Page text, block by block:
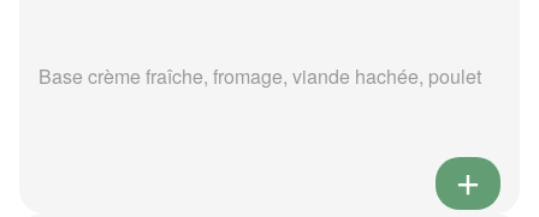
Base crème fraîche, fromage, viande hachée, poulet